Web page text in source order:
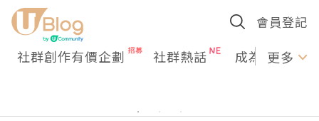
會員登記
社群創作有價企劃 社群熱話 成為U更多